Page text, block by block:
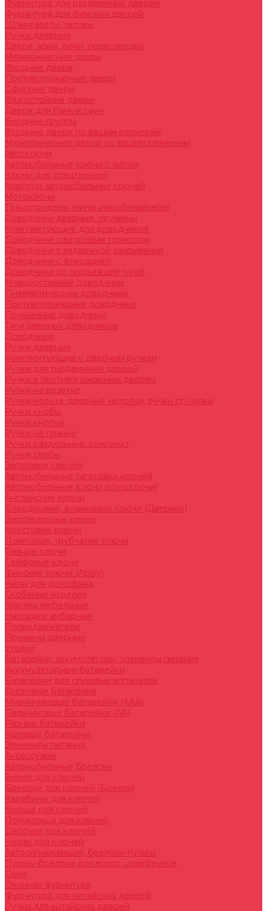
Фурнитура для раздвижных дверей
Фурнитура для финских дверей
Шпингалеты, засовы
Ручки дверные
Двери, арки, люки, перегородки
Межкомнатные двери
Входные двери
Противопожарные двери
Офисные двери
Влагостойкие двери
Двери для бань и саун
Входные группы
Входные двери по вашим размерам
Межкомнатные двери по вашим размерам
Автоключи
Автомобильные ключи с чипом
Ключи для спецтехники
Корпусы автомобильных ключей
Мотоключи
Транспондеры (чипы иммобилайзера)
Доводчики дверные, пружины
Комплектующие для доводчиков
Доводчики с ветровым тормозом
Доводчики с задержкой закрывания
Доводчики с фиксацией
Доводчики со скользящей тягой
Морозостойкие доводчики
Пневматические доводчики
Противопожарные доводчики
Пружинные доводчики
Тяги дверных доводчиков
Доводчики
Ручки дверные
Комплектующие к дверным ручкам
Ручки для раздвижных дверей
Ручки к противопожарным дверям
Ручки на розетке
Ручки-кольца, дверные молотки, ручки стучалки
Ручки кнобы
Ручки кнопки
Ручки на планке
Ручки раздельные, комплект
Ручки скобы
Заготовки ключей
Автомобильные заготовки ключей
Автомобильные ключи (спецключи)
Английские ключи
Бородковые, флажковые ключи (Дверняк)
Вертикальные ключи
Крестовые ключи
Помповые, трубчатые ключи
Разные ключи
Сейфовые ключи
Финские ключи (Abloy)
Чипы для домофона
Скобяные изделия
Крючки мебельные
Накладки амбарные
Полкодержатели
Пружины дверные
Уголки
Батарейки, аккумуляторы, элементы питания
Аккумуляторные батарейки
Батарейки для слуховых аппаратов
Дисковые батарейки
Мизинчиковые батарейки (AAA)
Пальчиковые батарейки (AA)
Разные батарейки
Часовые батарейки
Элементы питания
Аксессуары
Автомобильные брелоки
Бирки для ключей
Брелоки для ключей (Брелки)
Карабины для ключей
Кольца для ключей
Полукольца для ключей
Цепочки для ключей
Чехлы для ключей
Автосигнализация, брелоки-пульты
Пульты-брелоки для ворот, шлагбаумов
Окна
Оконная фурнитура
Фурнитура для китайских дверей
Ручки для китайских дверей